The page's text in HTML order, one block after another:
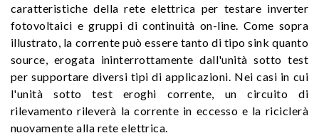
caratteristiche della rete elettrica per testare inverter
fotovoltaici e gruppi di continuità on-line. Come sopra
illustrato, la corrente può essere tanto di tipo sink quanto
source, erogata ininterrottamente dall'unità sotto test
per supportare diversi tipi di applicazioni. Nei casi in cui
l'unità sotto test eroghi corrente, un circuito di
rilevamento rileverà la corrente in eccesso e la riciclerà
nuovamente alla rete elettrica.